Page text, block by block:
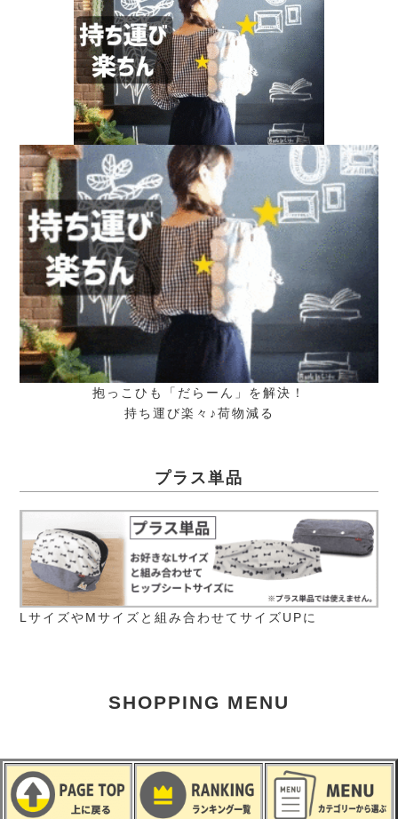
抱っこひも「だらーん」を解決！
持ち運び楽々♪荷物減る
プラス単品
LサイズやMサイズと組み合わせてサイズUPに
SHOPPING MENU